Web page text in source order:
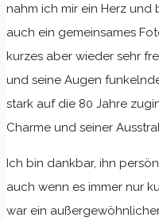
nahm ich mir ein Herz und
auch ein gemeinsames
kurzes aber wieder sehr
und seine Augen
stark auf die 80 Jahre
Charme und seiner
Ich bin dankbar, ihn
auch wenn es immer nur
war ein